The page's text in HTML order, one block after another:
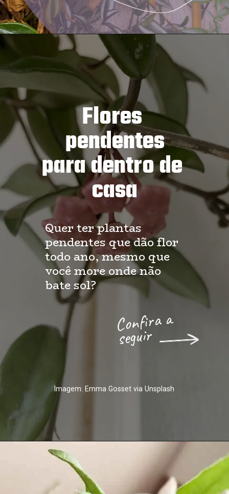
Flores
pendentes
para dentro de
casa
Quer ter plantas
pendentes que dão flor
todo ano, mesmo que
você more onde não
bate sol?
Imagem: Emma Gosset via Unsplash
Confira a
seguir